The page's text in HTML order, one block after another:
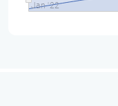
Jan '22